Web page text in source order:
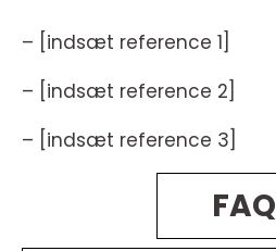
– [indsæt reference 1]
– [indsæt reference 2]
– [indsæt reference 3]
FAQ